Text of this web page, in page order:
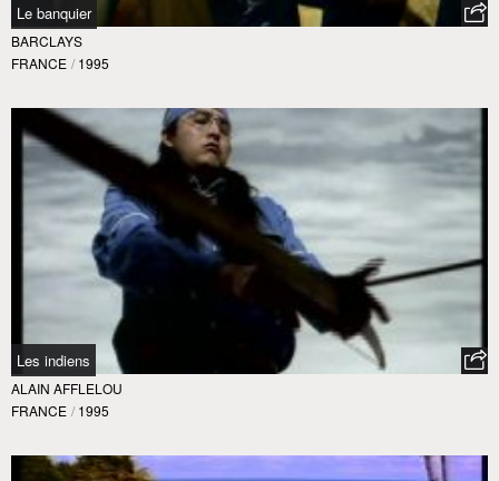
Le banquier
BARCLAYS
FRANCE / 1995
Les indiens
ALAIN AFFLELOU
FRANCE / 1995